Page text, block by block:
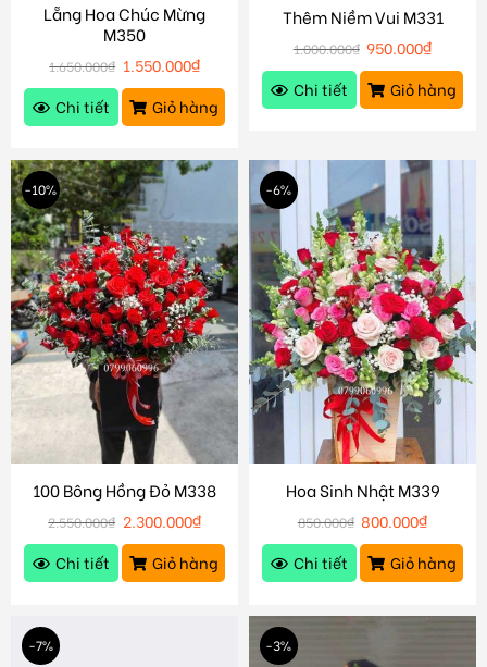
Lẵng Hoa Chúc Mừng
M350
1.650.000₫ 1.550.000₫
Chi tiết
Giỏ hàng
Thêm Niềm Vui M331
1.000.000₫ 950.000₫
Chi tiết
Giỏ hàng
-10%
100 Bông Hồng Đỏ M338
2.550.000₫ 2.300.000₫
Chi tiết
Giỏ hàng
-6%
Hoa Sinh Nhật M339
850.000₫ 800.000₫
Chi tiết
Giỏ hàng
-7% -3%